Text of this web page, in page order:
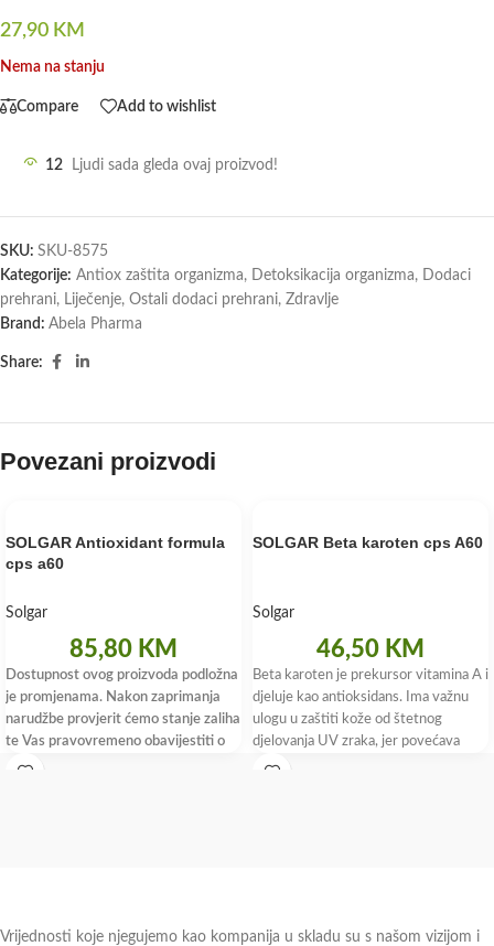
27,90 KM
Nema na stanju
Compare Add to wishlist
12 Ljudi sada gleda ovaj proizvod!
SKU: SKU-8575
Kategorije: Antiox zaštita organizma, Detoksikacija organizma, Dodaci
prehrani, Liječenje, Ostali dodaci prehrani, Zdravlje
Brand: Abela Pharma
Share:
Povezani proizvodi
SOLGAR Antioxidant formula
cps a60
Solgar
85,80 KM
Dostupnost ovog proizvoda podložna
je promjenama. Nakon zaprimanja
narudžbe provjerit ćemo stanje zaliha
te Vas pravovremeno obavijestiti o
dostupnosti i roku isporuke.
SOLGAR Beta karoten cps A60
Solgar
46,50 KM
Beta karoten je prekursor vitamina A i
djeluje kao antioksidans. Ima važnu
ulogu u zaštiti kože od štetnog
djelovanja UV zraka, jer povećava
Vrijednosti koje njegujemo kao kompanija u skladu su s našom vizijom i